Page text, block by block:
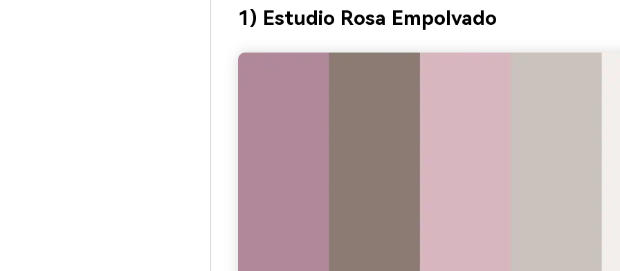
1) Estudio Rosa Empolvado